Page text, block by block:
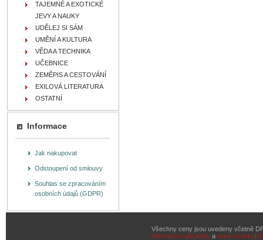
TAJEMNÉ A EXOTICKÉ
JEVY A NAUKY
UDĚLEJ SI SÁM
UMĚNÍ A KULTURA
VĚDA A TECHNIKA
UČEBNICE
ZEMĚPIS A CESTOVÁNÍ
EXILOVÁ LITERATURA
OSTATNÍ
Informace
Jak nakupovat
Odstoupení od smlouvy
Souhlas se zpracováním
osobních údajů (GDPR)
Všechny ceny jsou uvedeny včetně
Internetové obchodya www stránky: